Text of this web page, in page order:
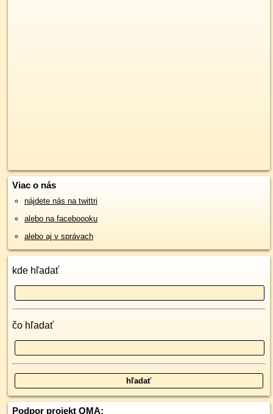
Viac o nás
nájdete nás na twittri
alebo na faceboooku
alebo aj v správach
kde hľadať
čo hľadať
Podpor projekt OMA: